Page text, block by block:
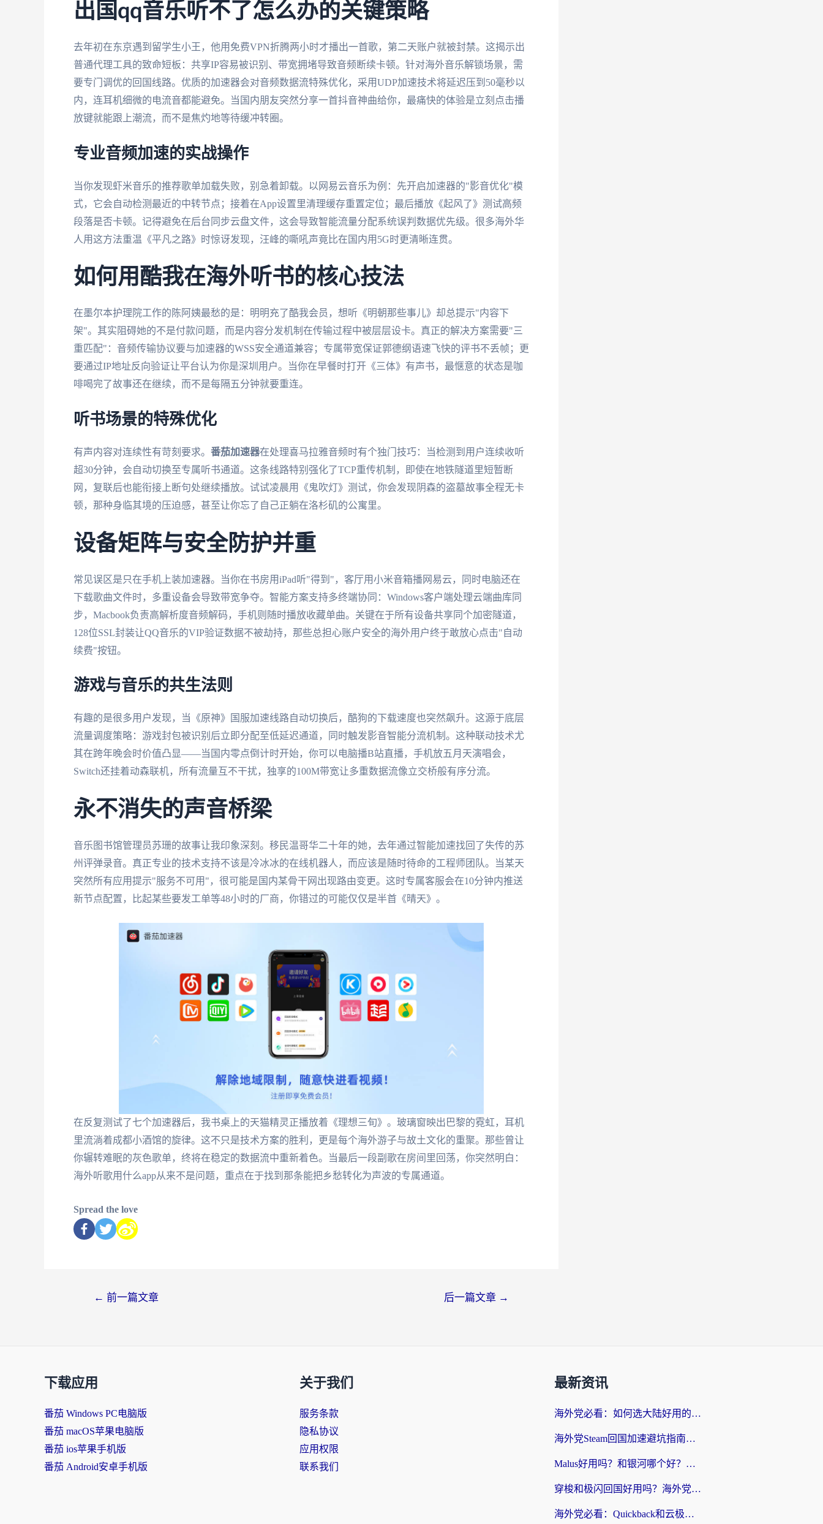
出国qq音乐听不了怎么办的关键策略
去年初在东京遇到留学生小王，他用免费VPN折腾两小时才播出一首歌，第二天账户就被封禁。这揭示出
普通代理工具的致命短板：共享IP容易被识别、带宽拥堵导致音频断续卡顿。针对海外音乐解锁场景，需
要专门调优的回国线路。优质的加速器会对音频数据流特殊优化，采用UDP加速技术将延迟压到50毫秒以
内，连耳机细微的电流音都能避免。当国内朋友突然分享一首抖音神曲给你，最痛快的体验是立刻点击播
放键就能跟上潮流，而不是焦灼地等待缓冲转圈。
专业音频加速的实战操作
当你发现虾米音乐的推荐歌单加载失败，别急着卸载。以网易云音乐为例：先开启加速器的"影音优化"模
式，它会自动检测最近的中转节点；接着在App设置里清理缓存重置定位；最后播放《起风了》测试高频
段落是否卡顿。记得避免在后台同步云盘文件，这会导致智能流量分配系统误判数据优先级。很多海外华
人用这方法重温《平凡之路》时惊讶发现，汪峰的嘶吼声竟比在国内用5G时更清晰连贯。
如何用酷我在海外听书的核心技法
在墨尔本护理院工作的陈阿姨最愁的是：明明充了酷我会员，想听《明朝那些事儿》却总提示"内容下
架"。其实阻碍她的不是付款问题，而是内容分发机制在传输过程中被层层设卡。真正的解决方案需要"三
重匹配"：音频传输协议要与加速器的WSS安全通道兼容；专属带宽保证郭德纲语速飞快的评书不丢帧；更
要通过IP地址反向验证让平台认为你是深圳用户。当你在早餐时打开《三体》有声书，最惬意的状态是咖
啡喝完了故事还在继续，而不是每隔五分钟就要重连。
听书场景的特殊优化
有声内容对连续性有苛刻要求。 番茄加速器在处理喜马拉雅音频时有个独门技巧：当检测到用户连续收听
超30分钟，会自动切换至专属听书通道。这条线路特别强化了TCP重传机制，即使在地铁隧道里短暂断
网，复联后也能衔接上断句处继续播放。试试凌晨用《鬼吹灯》测试，你会发现阴森的盗墓故事全程无卡
顿，那种身临其境的压迫感，甚至让你忘了自己正躺在洛杉矶的公寓里。
设备矩阵与安全防护并重
常见误区是只在手机上装加速器。当你在书房用iPad听"得到"，客厅用小米音箱播网易云，同时电脑还在
下载歌曲文件时，多重设备会导致带宽争夺。智能方案支持多终端协同：Windows客户端处理云端曲库同
步，Macbook负责高解析度音频解码，手机则随时播放收藏单曲。关键在于所有设备共享同个加密隧道，
128位SSL封装让QQ音乐的VIP验证数据不被劫持，那些总担心账户安全的海外用户终于敢放心点击"自动
续费"按钮。
游戏与音乐的共生法则
有趣的是很多用户发现，当《原神》国服加速线路自动切换后，酷狗的下载速度也突然飙升。这源于底层
流量调度策略：游戏封包被识别后立即分配至低延迟通道，同时触发影音智能分流机制。这种联动技术尤
其在跨年晚会时价值凸显——当国内零点倒计时开始，你可以电脑播B站直播，手机放五月天演唱会，
Switch还挂着动森联机，所有流量互不干扰，独享的100M带宽让多重数据流像立交桥般有序分流。
永不消失的声音桥梁
音乐图书馆管理员苏珊的故事让我印象深刻。移民温哥华二十年的她，去年通过智能加速找回了失传的苏
州评弹录音。真正专业的技术支持不该是冷冰冰的在线机器人，而应该是随时待命的工程师团队。当某天
突然所有应用提示"服务不可用"，很可能是国内某骨干网出现路由变更。这时专属客服会在10分钟内推送
新节点配置，比起某些要发工单等48小时的厂商，你错过的可能仅仅是半首《晴天》。
在反复测试了七个加速器后，我书桌上的天猫精灵正播放着《理想三旬》。玻璃窗映出巴黎的霓虹，耳机
里流淌着成都小酒馆的旋律。这不只是技术方案的胜利，更是每个海外游子与故土文化的重聚。那些曾让
你辗转难眠的灰色歌单，终将在稳定的数据流中重新着色。当最后一段副歌在房间里回荡，你突然明白：
海外听歌用什么app从来不是问题，重点在于找到那条能把乡愁转化为声波的专属通道。
Spread the love
← 前一篇文章 后一篇文章 →
下载应用
番茄 Windows PC电脑版
番茄 macOS苹果电脑版
番茄 ios苹果手机版
番茄 Android安卓手机版
关于我们
服务条款
隐私协议
应用权限
联系我们
最新资讯
海外党必看：如何选大陆好用的vpn？一篇解决你的回国访问难题
海外党Steam回国加速避坑指南：从延迟卡顿到无缝畅玩，我踩过的坑和最优解
Malus好用吗？和银河哪个好？海外党选回国加速器的避坑指南（附乌克兰玩国内游戏实测）
穿梭和极闪回国好用吗？海外党亲测4款加速器+1个隐藏宝藏
海外党必看：Quickback和云极好用吗？3招教你选对回国加速器（附PC端VPN实测对比）